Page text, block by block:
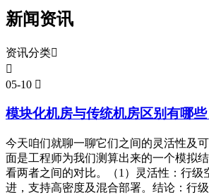
新闻资讯
资讯分类

05-10 
模块化机房与传统机房区别有哪些
今天咱们就聊一聊它们之间的灵活性及
面是工程师为我们测算出来的一个模拟
看两者之间的对比。（1）灵活性：行级
进，支持高密度及混合部署。结论：行